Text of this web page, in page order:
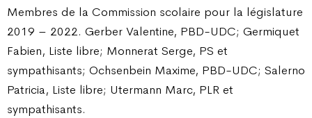
Membres de la Commission scolaire pour la législature
2019 – 2022. Gerber Valentine, PBD-UDC; Germiquet
Fabien, Liste libre; Monnerat Serge, PS et
sympathisants; Ochsenbein Maxime, PBD-UDC; Salerno
Patricia, Liste libre; Utermann Marc, PLR et
sympathisants.